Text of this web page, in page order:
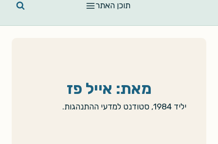
תוכן האתר
מאת: אייל פז
יליד 1984, סטודנט למדעי ההתנהגות.